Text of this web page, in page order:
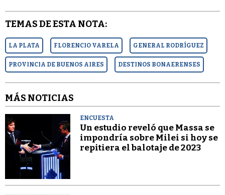
TEMAS DE ESTA NOTA:
LA PLATA FLORENCIO VARELA GENERAL RODRÍGUEZ
PROVINCIA DE BUENOS AIRES DESTINOS BONAERENSES
MÁS NOTICIAS
ENCUESTA
Un estudio reveló que Massa se
impondría sobre Milei si hoy se
repitiera el balotaje de 2023